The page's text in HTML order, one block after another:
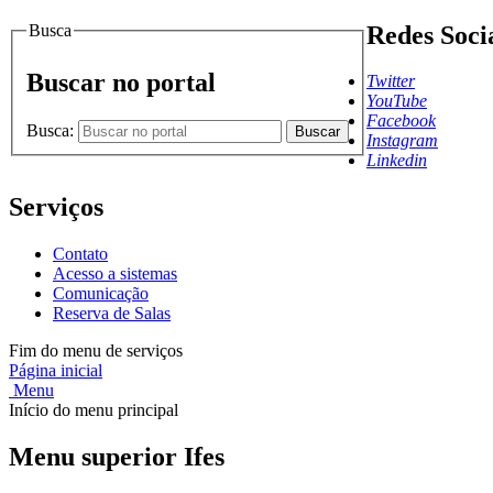
Busca
Buscar no portal
Busca: Buscar
Redes
Twitter
YouTube
Facebook
Instagram
Linkedin
Serviços
Contato
Acesso a sistemas
Comunicação
Reserva de Salas
Fim do menu de serviços
Página inicial
Menu
Início do menu principal
Menu superior Ifes